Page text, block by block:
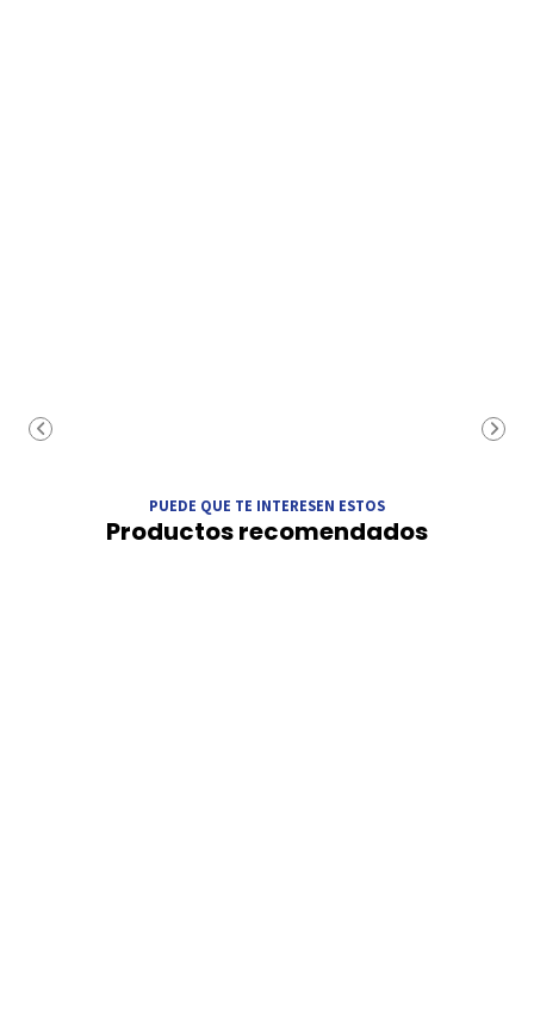
PUEDE QUE TE INTERESEN ESTOS
Productos recomendados